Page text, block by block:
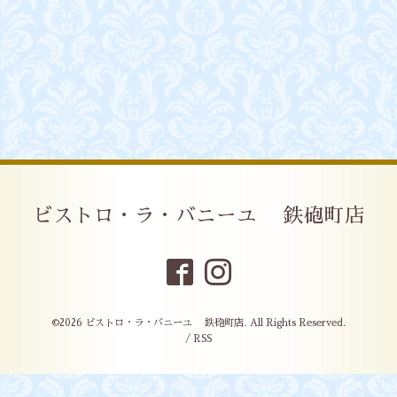
ビストロ・ラ・バニーユ 鉄砲町店
©2026 ビストロ・ラ・バニーユ 鉄砲町店. All Rights Reserved.
/
RSS